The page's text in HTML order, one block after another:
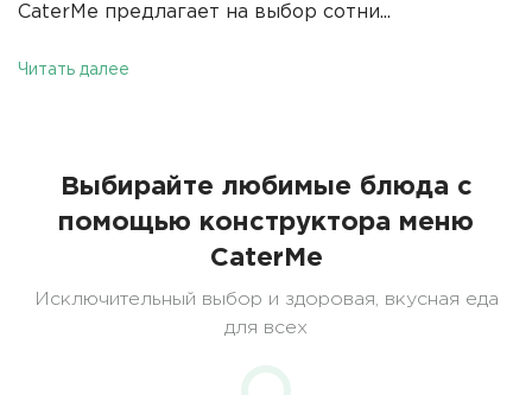
CaterMe предлагает на выбор сотни...
Читать далее
Выбирайте любимые блюда с
помощью конструктора меню
CaterMe
Исключительный выбор и здоровая, вкусная еда
для всех